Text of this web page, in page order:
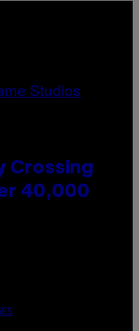
Crossing
40,000